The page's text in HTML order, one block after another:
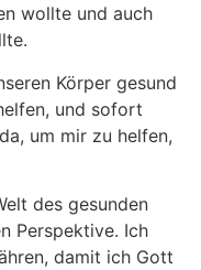
wollte und auch
Körper gesund
und sofort
um mir zu helfen,
des gesunden
Perspektive. Ich
damit ich Gott